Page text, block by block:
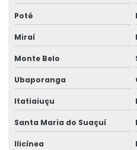
Poté
Miraí
Monte Belo
Ubaporanga
Itatiaiuçu
Santa Maria do Suaçuí
Ilicínea